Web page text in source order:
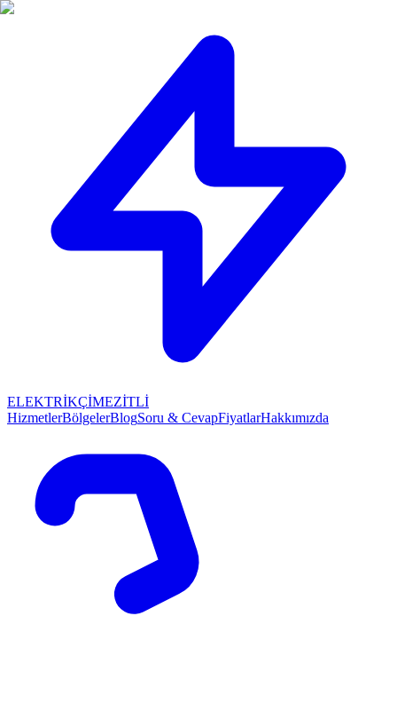
🔴
ELEKTRİKÇİMEZİTLİ
HizmetlerBölgelerBlogSoru & CevapFiyatlarHakkımızda